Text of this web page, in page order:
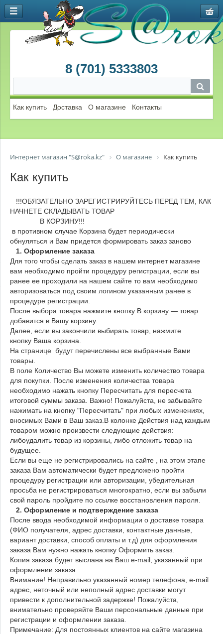
8 (701) 5333803
Как купить Доставка О магазине Контакты
Интернет магазин "S@roka.kz" О магазине Как купить
Как купить
!!!ОБЯЗАТЕЛЬНО ЗАРЕГИСТРИРУЙТЕСЬ ПЕРЕД ТЕМ, КАК
НАЧНЕТЕ СКЛАДЫВАТЬ ТОВАР
В КОРЗИНУ!!!
в противном случае Корзина будет периодически
обнуляться и Вам придется формировать заказ заново
1. Оформление заказа
Для того чтобы сделать заказ в нашем интернет магазине
вам необходимо пройти процедуру регистрации, если вы
ранее ее проходили на нашем сайте то вам необходимо
авторизоваться под своим логином указанным ранее в
процедуре регистрации.
После выбора товара нажмите кнопку В корзину — товар
добавится в Вашу корзину.
Далее, если вы закончили выбирать товар, нажмите
кнопку Ваша корзина.
На странице будут перечислены все выбранные Вами
товары.
В поле Количество Вы можете изменить количество товара
для покупки. После изменения количества товара
необходимо нажать кнопку Пересчитать для пересчета
итоговой суммы заказа. Важно! Пожалуйста, не забывайте
нажимать на кнопку "Пересчитать" при любых изменениях,
вносимых Вами в Ваш заказ.В колонке Действия над каждым
товаром можно произвести следующие действия:
либоудалить товар из корзины, либо отложить товар на
будущее.
Если вы еще не регистрировались на сайте , на этом этапе
заказа Вам автоматически будет предложено пройти
процедуру регистрации или авторизации, убедительная
просьба не регистрироваться многократно, если вы забыли
свой пароль пройдите по ссылке восстановления пароля.
2. Оформление и подтверждение заказа
После ввода необходимой информации о доставке товара
(ФИО получателя, адрес доставки, контактные данные,
вариант доставки, способ оплаты и т.д) для оформления
заказа Вам нужно нажать кнопку Оформить заказ.
Копия заказа будет выслана на Ваш e-mail, указанный при
оформлении заказа.
Внимание! Неправильно указанный номер телефона, e-mail
адрес, неточный или неполный адрес доставки могут
привести к дополнительной задержке! Пожалуйста,
внимательно проверяйте Ваши персональные данные при
регистрации и оформлении заказа.
Примечание: Для постоянных клиентов на сайте магазина